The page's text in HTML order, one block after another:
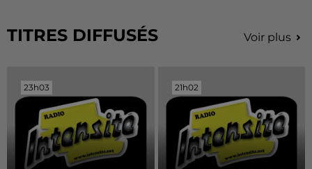
TITRES DIFFUSÉS Voir plus
23h03
23h03 21h02
21h02